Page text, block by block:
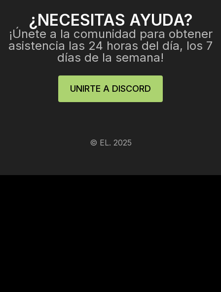
¿NECESITAS AYUDA?
¡Únete a la comunidad para obtener
asistencia las 24 horas del día, los 7
días de la semana!
UNIRTE A DISCORD
© EL. 2025